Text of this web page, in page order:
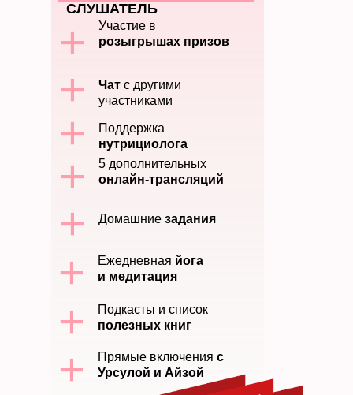
СЛУШАТЕЛЬ
Домашние задания
Участие в
розыгрышах призов
5 дополнительных
онлайн-трансляций
Чат с другими
участниками
Поддержка
нутрициолога
Подкасты и список
полезных книг
+
+
+
+
+
+
Ежедневная йога
и медитация
+
Прямые включения с
Урсулой и Айзой
+